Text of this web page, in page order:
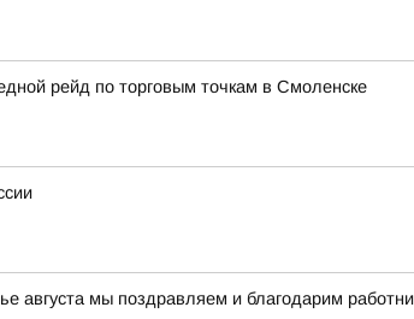
рейд по торговым точкам в Смоленске
августа мы поздравляем и благодарим